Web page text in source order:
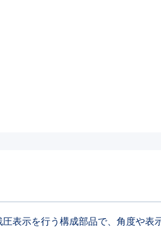
表示を行う構成部品で、角度や表